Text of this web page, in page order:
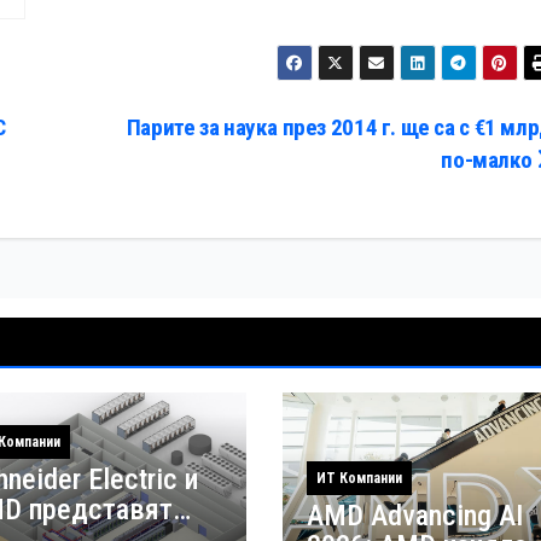
Парите за наука през 2014 г. ще са с €1
по-малко
Electric и
представят
ИТ Компании
AMD Advancing AI